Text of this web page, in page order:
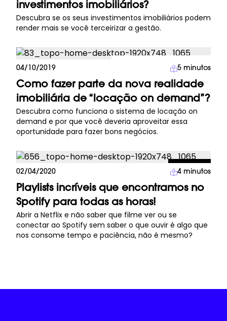
investimentos imobiliários?
Descubra se os seus investimentos imobiliários podem
render mais se você terceirizar a gestão.
Investimento Imobiliário
04/10/2019 5 minutos
Como fazer parte da nova realidade
imobiliária de “locação on demand”?
Descubra como funciona o sistema de locação on
demand e por que você deveria aproveitar essa
oportunidade para fazer bons negócios.
Lifestyle
02/04/2020 4 minutos
Playlists incríveis que encontramos no
Spotify para todas as horas!
Abrir a Netflix e não saber que filme ver ou se
conectar ao Spotify sem saber o que ouvir é algo que
nos consome tempo e paciência, não é mesmo?